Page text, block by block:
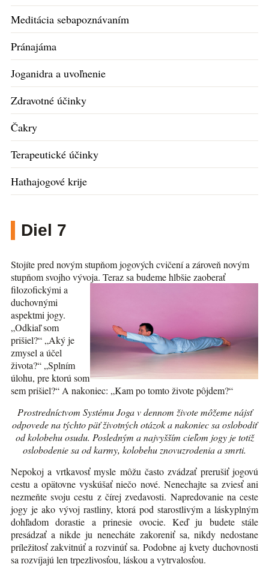
Meditácia sebapoznávaním
Pránajáma
Joganidra a uvoľnenie
Zdravotné účinky
Čakry
Terapeutické účinky
Hathajogové krije
Diel 7
Stojíte pred novým stupňom jogových cvičení a zároveň novým
stupňom svojho vývoja. Teraz sa budeme hlbšie zaoberať
filozofickými a
duchovnými
aspektmi jogy.
„Odkiaľ som
prišiel?“ „Aký je
zmysel a účel
života?“ „Splním
úlohu, pre ktorú som
sem prišiel?“ A nakoniec: „Kam po tomto živote pôjdem?“
Prostredníctvom Systému Joga v dennom živote môžeme nájsť
odpovede na týchto päť životných otázok a nakoniec sa oslobodiť
od kolobehu osudu. Posledným a najvyšším cieľom jogy je totiž
oslobodenie sa od karmy, kolobehu znovuzrodenia a smrti.
Nepokoj a vrtkavosť mysle môžu často zvádzať prerušiť jogovú
cestu a opätovne vyskúšať niečo nové. Nenechajte sa zviesť ani
nezmeňte svoju cestu z čírej zvedavosti. Napredovanie na ceste
jogy je ako vývoj rastliny, ktorá pod starostlivým a láskyplným
dohľadom dorastie a prinesie ovocie. Keď ju budete stále
presádzať a nikde ju nenecháte zakoreniť sa, nikdy nedostane
príležitosť zakvitnúť a rozvinúť sa. Podobne aj kvety duchovnosti
sa rozvíjajú len trpezlivosťou, láskou a vytrvalosťou.